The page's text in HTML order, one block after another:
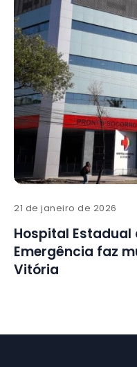
21 de janeiro de 2026
Hospital Estadual
Emergência faz
Vitória